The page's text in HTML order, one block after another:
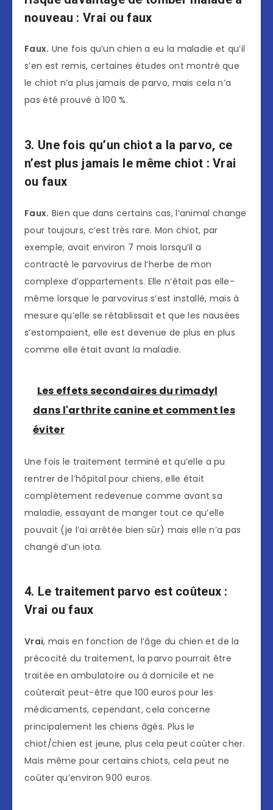
nouveau : Vrai ou faux
Faux. Une fois qu’un chien a eu la maladie et qu’il
s’en est remis, certaines études ont montré que
le chiot n’a plus jamais de parvo, mais cela n’a
pas été prouvé à 100 %.
3. Une fois qu’un chiot a la parvo, ce
n’est plus jamais le même chiot : Vrai
ou faux
Faux. Bien que dans certains cas, l’animal change
pour toujours, c’est très rare. Mon chiot, par
exemple, avait environ 7 mois lorsqu’il a
contracté le parvovirus de l’herbe de mon
complexe d’appartements. Elle n’était pas elle-
même lorsque le parvovirus s’est installé, mais à
mesure qu’elle se rétablissait et que les nausées
s’estompaient, elle est devenue de plus en plus
comme elle était avant la maladie.
Les effets secondaires du rimadyl
dans l'arthrite canine et comment les
éviter
Une fois le traitement terminé et qu’elle a pu
rentrer de l’hôpital pour chiens, elle était
complètement redevenue comme avant sa
maladie, essayant de manger tout ce qu’elle
pouvait (je l’ai arrêtée bien sûr) mais elle n’a pas
changé d’un iota.
4. Le traitement parvo est coûteux :
Vrai ou faux
Vrai, mais en fonction de l’âge du chien et de la
précocité du traitement, la parvo pourrait être
traitée en ambulatoire ou à domicile et ne
coûterait peut-être que 100 euros pour les
médicaments, cependant, cela concerne
principalement les chiens âgés. Plus le
chiot/chien est jeune, plus cela peut coûter cher.
Mais même pour certains chiots, cela peut ne
coûter qu’environ 900 euros.